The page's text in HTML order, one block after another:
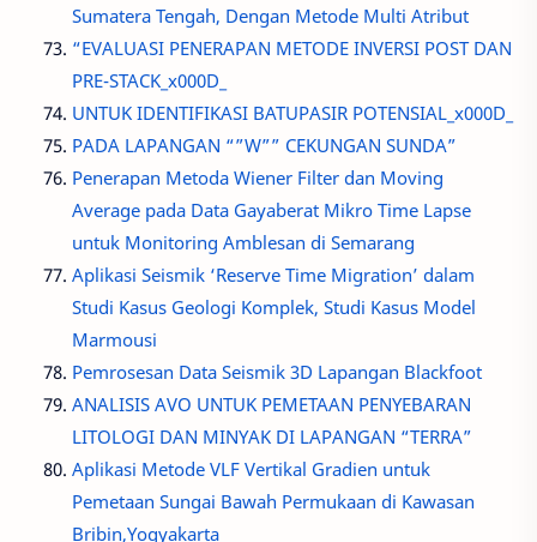
Sumatera Tengah, Dengan Metode Multi Atribut
“EVALUASI PENERAPAN METODE INVERSI POST DAN
PRE-STACK_x000D_
UNTUK IDENTIFIKASI BATUPASIR POTENSIAL_x000D_
PADA LAPANGAN “”W”” CEKUNGAN SUNDA”
Penerapan Metoda Wiener Filter dan Moving
Average pada Data Gayaberat Mikro Time Lapse
untuk Monitoring Amblesan di Semarang
Aplikasi Seismik ‘Reserve Time Migration’ dalam
Studi Kasus Geologi Komplek, Studi Kasus Model
Marmousi
Pemrosesan Data Seismik 3D Lapangan Blackfoot
ANALISIS AVO UNTUK PEMETAAN PENYEBARAN
LITOLOGI DAN MINYAK DI LAPANGAN “TERRA”
Aplikasi Metode VLF Vertikal Gradien untuk
Pemetaan Sungai Bawah Permukaan di Kawasan
Bribin,Yogyakarta